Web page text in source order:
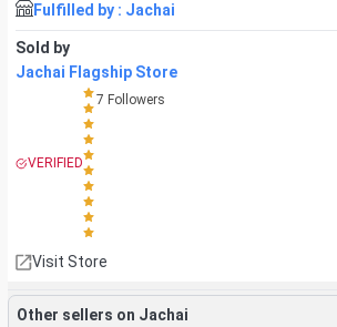
Fulfilled by : Jachai
Sold by
Jachai Flagship Store
VERIFIED
7 Followers
Visit Store
Other sellers on Jachai